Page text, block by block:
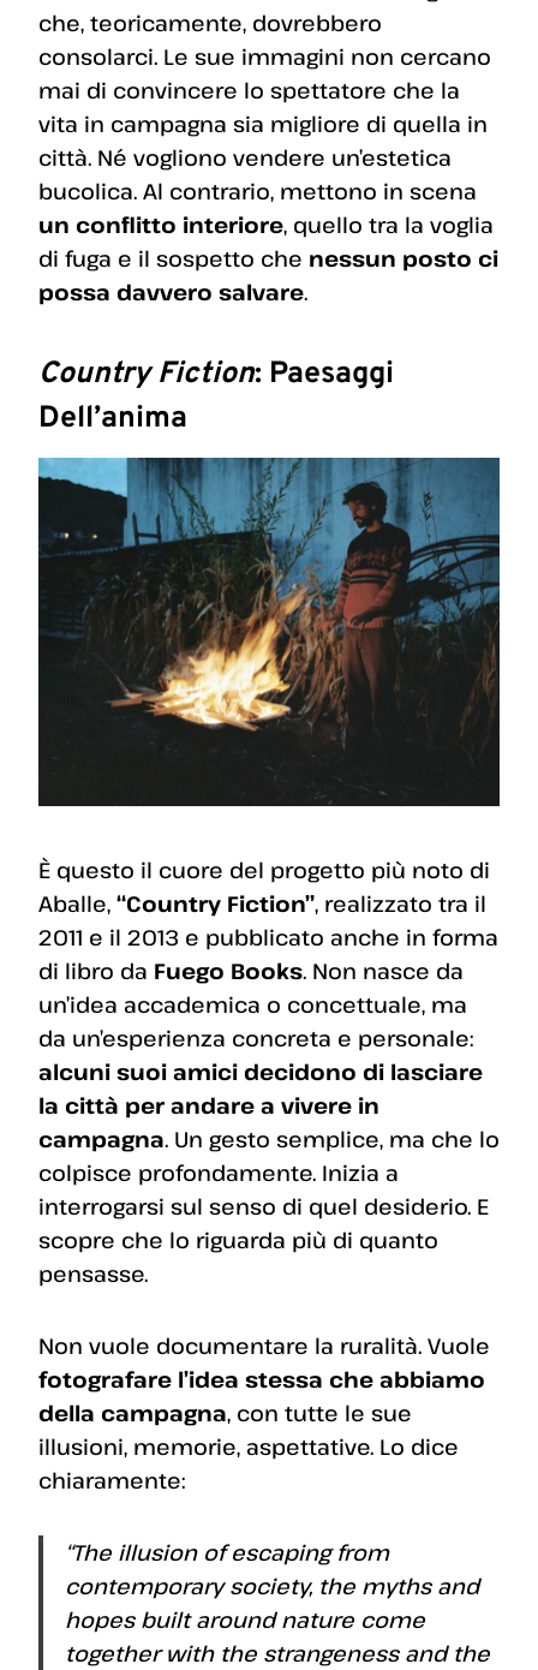
che, teoricamente, dovrebbero
consolarci. Le sue immagini non cercano
mai di convincere lo spettatore che la
vita in campagna sia migliore di quella in
città. Né vogliono vendere un’estetica
bucolica. Al contrario, mettono in scena
un conflitto interiore, quello tra la voglia
di fuga e il sospetto che nessun posto ci
possa davvero salvare.
Country Fiction: Paesaggi
Dell’anima
È questo il cuore del progetto più noto di
Aballe, “Country Fiction”, realizzato tra il
2011 e il 2013 e pubblicato anche in forma
di libro da Fuego Books. Non nasce da
un’idea accademica o concettuale, ma
da un’esperienza concreta e personale:
alcuni suoi amici decidono di lasciare
la città per andare a vivere in
campagna. Un gesto semplice, ma che lo
colpisce profondamente. Inizia a
interrogarsi sul senso di quel desiderio. E
scopre che lo riguarda più di quanto
pensasse.
Non vuole documentare la ruralità. Vuole
fotografare l’idea stessa che abbiamo
della campagna, con tutte le sue
illusioni, memorie, aspettative. Lo dice
chiaramente:
“The illusion of escaping from
contemporary society, the myths and
hopes built around nature come
together with the strangeness and the